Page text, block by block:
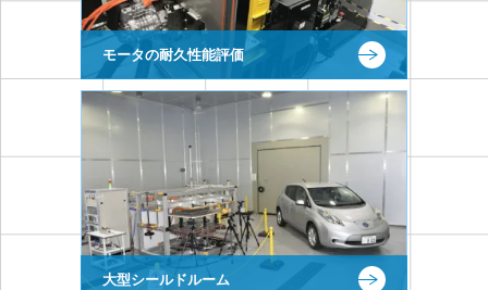
モータの耐久性能評価
大型シールドルーム